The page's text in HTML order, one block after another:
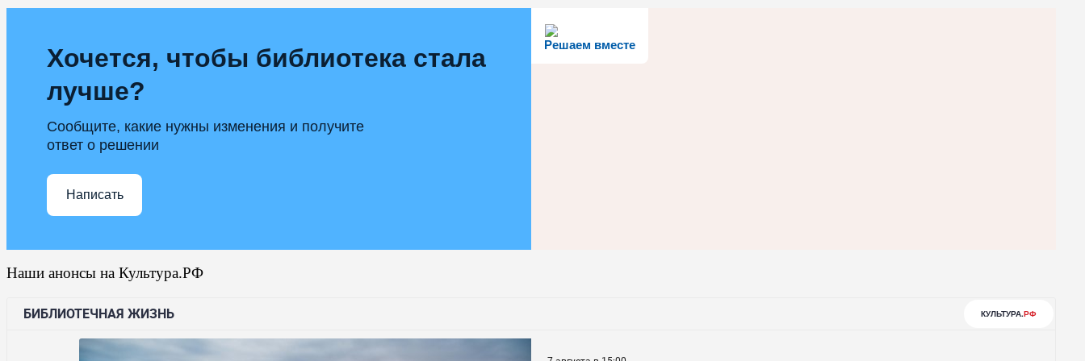
Решаем вместе
Хочется, чтобы библиотека стала
лучше?
Сообщите, какие нужны изменения и получите
ответ о решении
Написать
Наши анонсы на Культура.РФ